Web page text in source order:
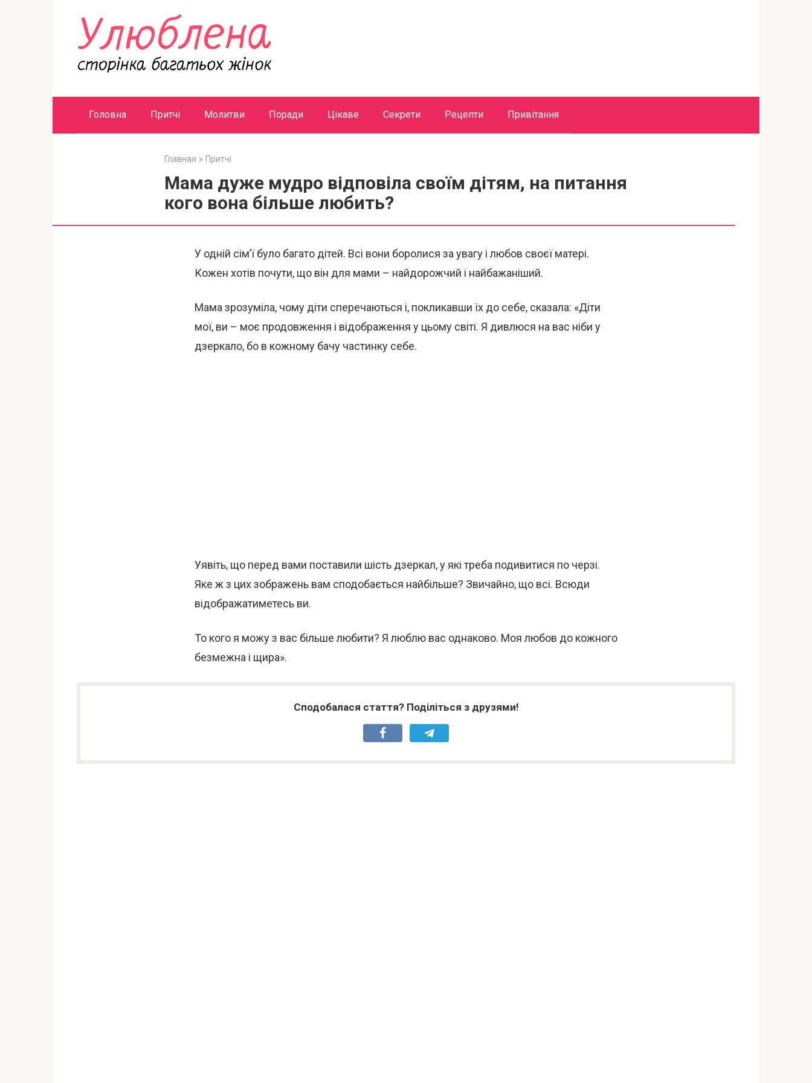
Головна Притчі Молитви Поради Цікаве Секрети Рецепти Привітання
Главная » Притчі
Мама дуже мудро відповіла своїм дітям, на питання
кого вона більше любить?
У одній сім’ї було багато дітей. Всі вони боролися за увагу і любов своєї матері.
Кожен хотів почути, що він для мами – найдорожчий і найбажаніший.
Мама зрозуміла, чому діти сперечаються і, покликавши їх до себе, сказала: «Діти
мої, ви – моє продовження і відображення у цьому світі. Я дивлюся на вас ніби у
дзеркало, бо в кожному бачу частинку себе.
Уявіть, що перед вами поставили шість дзеркал, у які треба подивитися по черзі.
Яке ж з цих зображень вам сподобається найбільше? Звичайно, що всі. Всюди
відображатиметесь ви.
То кого я можу з вас більше любити? Я люблю вас однаково. Моя любов до кожного
безмежна і щира».
Сподобалася стаття? Поділіться з друзями!